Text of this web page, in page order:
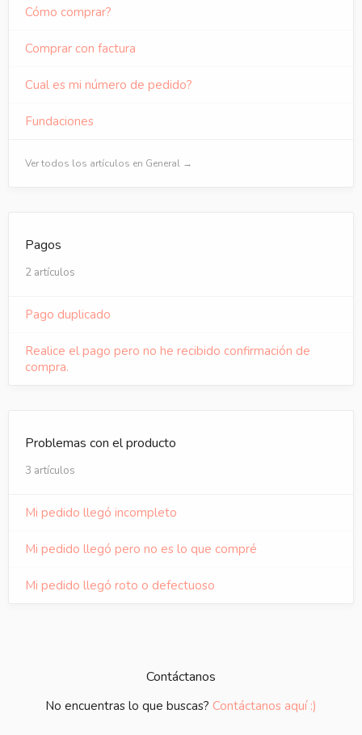
Cómo comprar?
Comprar con factura
Cual es mi número de pedido?
Fundaciones
Ver todos los artículos en General →
Pagos
2 artículos
Pago duplicado
Realice el pago pero no he recibido confirmación de
compra.
Problemas con el producto
3 artículos
Mi pedido llegó incompleto
Mi pedido llegó pero no es lo que compré
Mi pedido llegó roto o defectuoso
Contáctanos
No encuentras lo que buscas? Contáctanos aquí :)